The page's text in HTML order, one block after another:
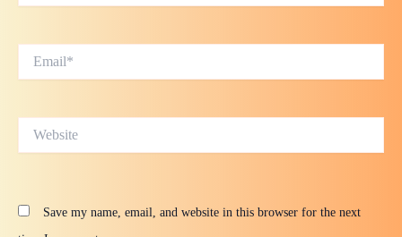
Save my name, email, and website in this browser for the next